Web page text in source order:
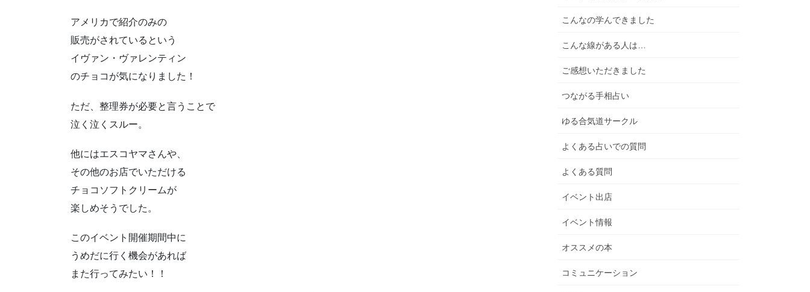
アメリカで紹介のみの
販売がされているという
イヴァン・ヴァレンティン
のチョコが気になりました！
ただ、整理券が必要と言うことで
泣く泣くスルー。
他にはエスコヤマさんや、
その他のお店でいただける
チョコソフトクリームが
楽しめそうでした。
このイベント開催期間中に
うめだに行く機会があれば
また行ってみたい！！
こんなの学んできました
こんな線がある人は…
ご感想いただきました
つながる手相占い
ゆる合気道サークル
よくある占いでの質問
よくある質問
イベント出店
イベント情報
オススメの本
コミュニケーション